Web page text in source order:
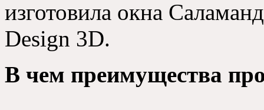
изготовила окна
Design 3D.
В чем преимущества